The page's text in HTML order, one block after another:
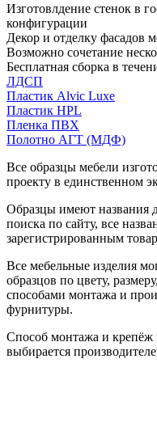
Изготовлдение стенок в
конфигурации
Декор и отделку фасадов
Возможно сочетание
Бесплатная сборка в
ЛДСП
Пластик Alvic Luxe
Пластик HPL
Пленка ПВХ
Полотно АГТ (МДФ)
Все образцы мебели
проекту в единственном
Образцы имеют названия
поиска по сайту, все
зарегистрированным
Все мебельные изделия
образцов по цвету,
способами монтажа и
фурнитуры.
Способ монтажа и крепёж
выбирается